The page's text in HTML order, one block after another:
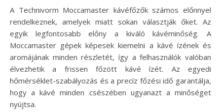
A Technivorm Moccamaster kávéfőzők számos előnnyel
rendelkeznek, amelyek miatt sokan választják őket. Az
egyik legfontosabb előny a kiváló kávéminőség. A
Moccamaster gépek képesek kiemelni a kávé ízének és
aromájának minden részletét, így a felhasználók valóban
élvezhetik a frissen főzött kávé ízét. Az egyedi
hőmérséklet-szabályozás és a precíz főzési idő garantálja,
hogy a kávé minden csészében ugyanazt a minőséget
nyújtsa.